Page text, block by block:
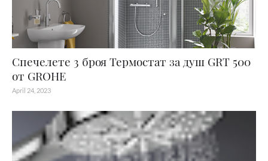
Спечелете 3 броя Термостат за душ GRT 500
от GROHE
April 24, 2023